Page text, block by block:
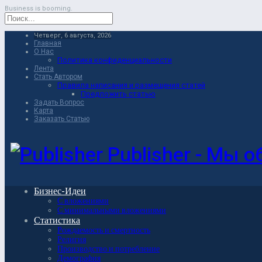
Business is booming.
Четверг, 6 августа, 2026
Главная
О Нас
Политика конфиденциальности
Лента
Стать Автором
Правила написания и размещения статей
Предложить статью
Задать Вопрос
Карта
Заказать Статью
Publisher - Мы
Бизнес-Идеи
С вложениями
С минимальными вложениями
Статистика
Рождаемость и смертность
Религия
Производство и потребление
Демография